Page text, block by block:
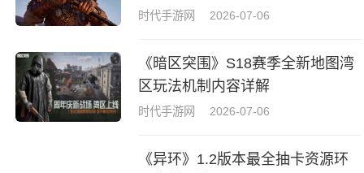
时代手游网 2026-07-06
《暗区突围》S18赛季全新地图湾
区玩法机制内容详解
时代手游网 2026-07-06
《异环》1.2版本最全抽卡资源环